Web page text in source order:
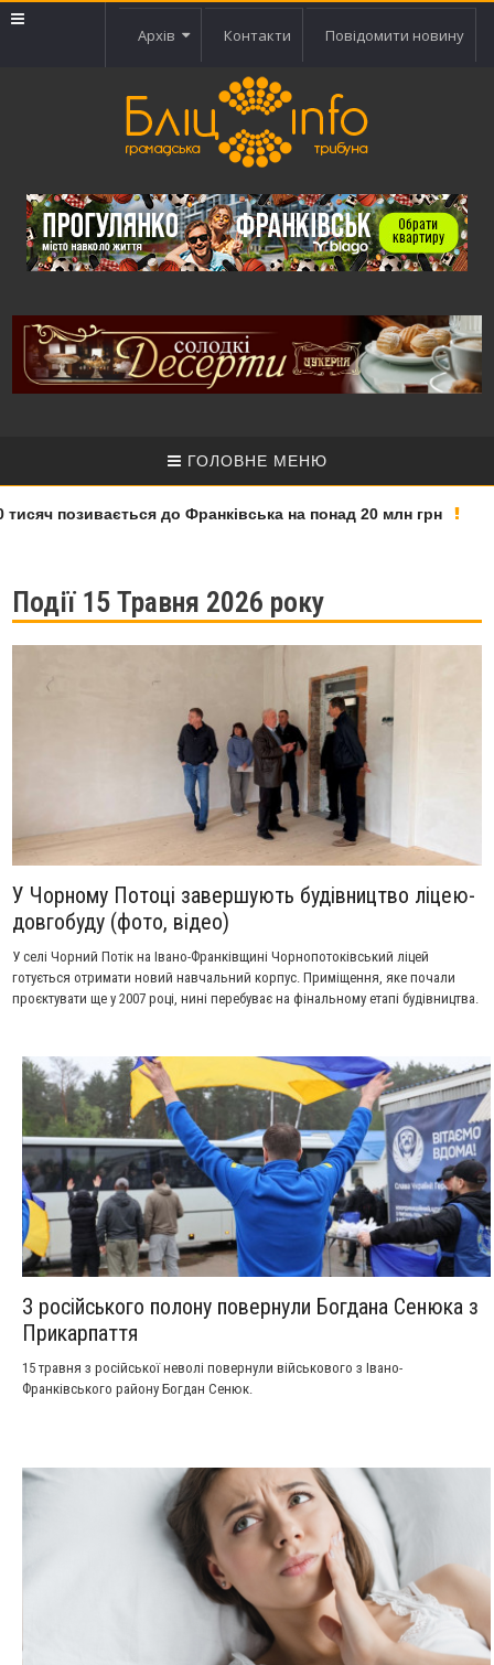
Архів Контакти Повідомити новину
ГОЛОВНЕ МЕНЮ
позивається до Франківська на понад 20 млн грн
Події 15 Травня 2026 року
У Чорному Потоці завершують будівництво ліцею-
довгобуду (фото, відео)
У селі Чорний Потік на Івано-Франківщині Чорнопотоківський ліцей
готується отримати новий навчальний корпус. Приміщення, яке почали
проєктувати ще у 2007 році, нині перебуває на фінальному етапі будівництва.
З російського полону повернули Богдана Сенюка з
Прикарпаття
15 травня з російської неволі повернули військового з Івано-
Франківського району Богдан Сенюк.